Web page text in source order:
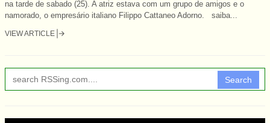
na tarde de sabado (25). A atriz estava com um grupo de amigos e o
namorado, o empresário italiano Filippo Cattaneo Adorno. saiba...
VIEW ARTICLE
Search